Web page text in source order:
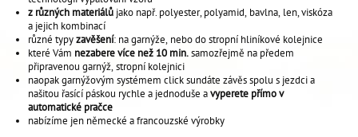
z různých materiálů jako např. polyester, polyamid, bavlna, len, viskóza
a jejich kombinací
různé typyzavěšení: na garnýže, nebo do stropní hliníkové kolejnice
které Vám nezabere více než 10 min.samozřejmě na předem
připravenou garnýž, stropní kolejnici
naopak garnýžovým systémem click sundáte závěs spolu s jezdci a
našitou řasící páskou rychle a jednoduše avyperete přímo v
automatické pračce
nabízíme jen německé a francouzské výrobky